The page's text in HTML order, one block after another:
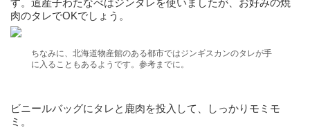
肉のタレでOKでしょう。
ちなみに、北海道物産館のある都市ではジンギスカンのタレが手
に入ることもあるようです。参考までに。
ビニールバッグにタレと鹿肉を投入して、しっかりモミモ
ミ。